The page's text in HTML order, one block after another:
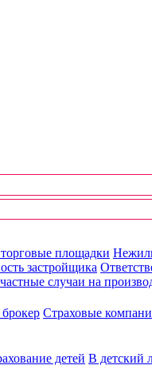
площадки
застройщика
случаи на
Страховые
детей В детский